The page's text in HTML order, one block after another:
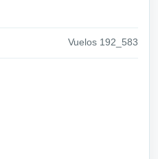
Vuelos 192_583